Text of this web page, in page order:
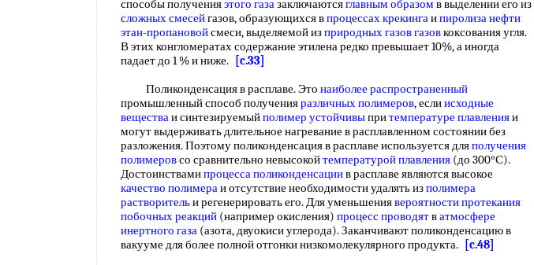
способы полученияэтого газазаключаютсяглавным образом в выделении его из
сложных смесейгазов, образующихся впроцессах крекингаипиролиза нефти
этан-пропановойсмеси, выделяемой изприродных газов газовкоксования угля.
В этих конгломератах содержание этилена редко превышает 10%, а иногда
падает до 1 % и ниже.
[c.33]
Поликонденсация в расплаве. Это наиболее распространенный
промышленный способ полученияразличных полимеров, еслиисходные
веществаи синтезируемыйполимер устойчивыпритемпературе плавленияи
могут выдерживать длительное нагревание в расплавленном состоянии без
разложения. Поэтому поликонденсация в расплаве используется дляполучения
полимеровсо сравнительно невысокойтемпературой плавления (до 300°С).
Достоинствамипроцесса поликонденсациив расплаве являются высокое
качество полимераи отсутствие необходимости удалять изполимера
растворительи регенерировать его. Для уменьшениявероятности протекания
побочных реакций (например окисления) процесс проводятватмосфере
инертного газа (азота, двуокиси углерода). Заканчивают поликонденсацию в
вакууме для более полной отгонки низкомолекулярного продукта.
[c.48]